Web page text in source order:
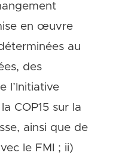
en œuvre
au
des
l’Initiative
COP15 sur la
ainsi que de
le FMI ; ii)